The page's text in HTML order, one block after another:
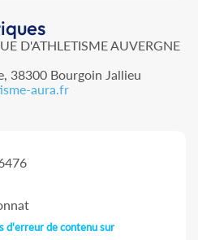
D'ATHLETISME AUVERGNE
38300 Bourgoin Jallieu
aura.fr
d'erreur de contenu sur